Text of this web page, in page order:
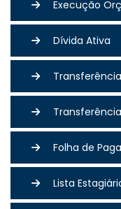
Execução
Dívida Ativa
Folha de
Lista